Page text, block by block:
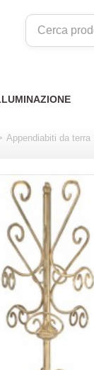
Appendiabiti da terra